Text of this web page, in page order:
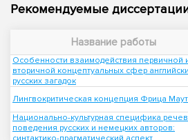
Рекомендуемые
Название работы
Особенности взаимодействия первичной
вторичной концептуальных сфер
русских загадок
Лингвокритическая концепция Фрица
Национально-культурная специфика
поведения русских и немецких авторов: